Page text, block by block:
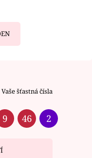
Vaše šťastná čísla
9 46 2